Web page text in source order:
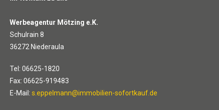
Werbeagentur Mötzing e.K.
Schulrain 8
36272 Niederaula
Tel: 06625-1820
Fax: 06625-919483
E-Mail: s.eppelmann@immobilien-sofortkauf.de